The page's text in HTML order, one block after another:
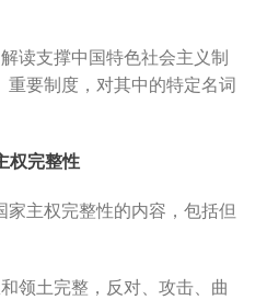
读支撑中国特色社会主义制
重要制度，对其中的特定名词
权完整性
主权完整性的内容，包括但
领土完整，反对、攻击、曲